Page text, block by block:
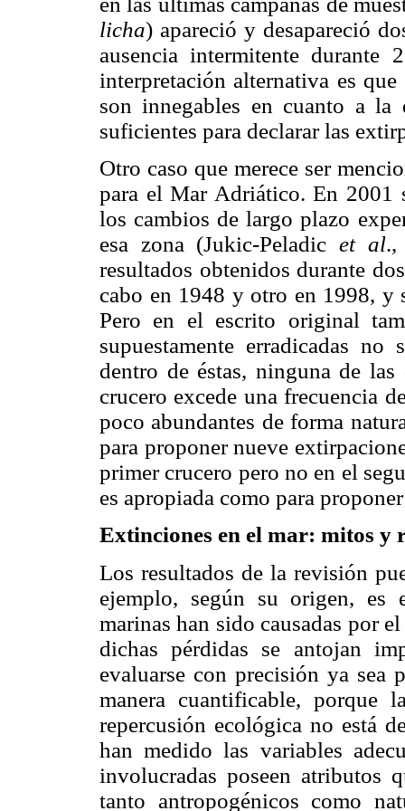
licha) apareció y desapareció
ausencia intermitente durante
interpretación alternativa es
son innegables en cuanto a
suficientes para declarar las
Otro caso que merece ser
para el Mar Adriático. En 2001
los cambios de largo plazo
esa zona (Jukic-Peladic et al.,
resultados obtenidos durante
cabo en 1948 y otro en 1998, y
Pero en el escrito original
supuestamente erradicadas
dentro de éstas, ninguna de
crucero excede una frecuencia
poco abundantes de forma
para proponer nueve
primer crucero pero no en el
es apropiada como para
Extinciones en el mar: mitos y
Los resultados de la revisión
ejemplo, según su origen, es
marinas han sido causadas por
dichas pérdidas se antojan
evaluarse con precisión ya sea
manera cuantificable, porque
repercusión ecológica no está
han medido las variables
involucradas poseen atributos
tanto antropogénicos como